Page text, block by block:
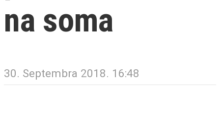
na soma
30. Septembra 2018. 16:48